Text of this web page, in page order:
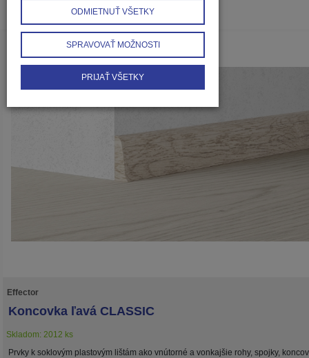
1
Effector
Koncovka ľavá CLASSIC
Skladom: 2012 ks
Prvky k soklovým plastovým lištám ako vnútorné a vonkajšie rohy, spojky,
ODMIETNUŤ VŠETKY
SPRAVOVAŤ MOŽNOSTI
PRIJAŤ VŠETKY